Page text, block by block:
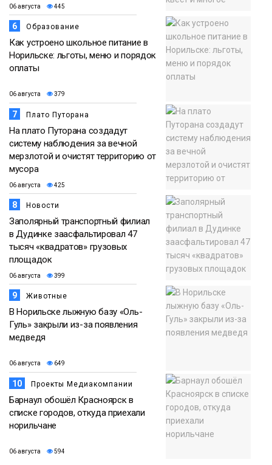
06 августа 445
6 Образование
Как устроено школьное питание в
Норильске: льготы, меню и порядок
оплаты
06 августа 379
7 Плато Путорана
На плато Путорана создадут
систему наблюдения за вечной
мерзлотой и очистят территорию от
мусора
06 августа 425
8 Новости
Заполярный транспортный филиал
в Дудинке заасфальтировал 47
тысяч «квадратов» грузовых
площадок
06 августа 399
9 Животные
В Норильске лыжную базу «Оль-
Гуль» закрыли из-за появления
медведя
06 августа 649
10 Проекты Медиакомпании
Барнаул обошёл Красноярск в
списке городов, откуда приехали
норильчане
06 августа 594